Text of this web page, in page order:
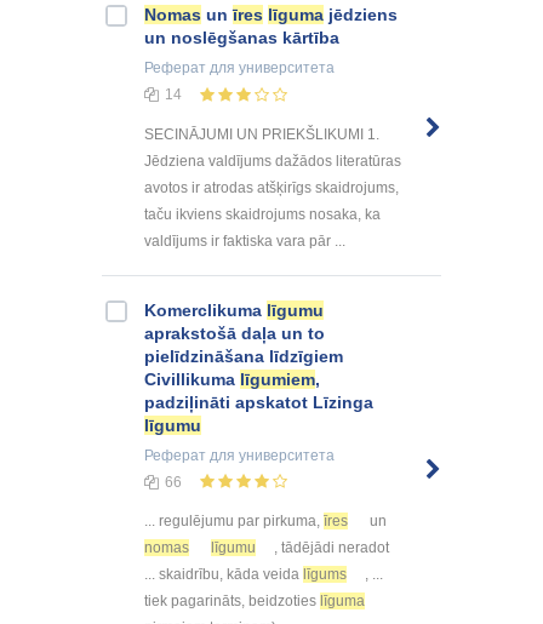
Nomas unīres līguma jēdziens
un noslēgšanas kārtība
Реферат для университета
14
SECINĀJUMI UN PRIEKŠLIKUMI 1.
Jēdziena valdījums dažādos literatūras
avotos ir atrodas atšķirīgs skaidrojums,
taču ikviens skaidrojums nosaka, ka
valdījums ir faktiska vara pār ...
Komerclikuma līgumu
aprakstošā daļa un to
pielīdzināšana līdzīgiem
Civillikuma līgumiem,
padziļināti apskatot Līzinga
līgumu
Реферат для университета
66
... regulējumu par pirkuma, īres
un
nomas
līgumu
, tādējādi neradot
... skaidrību, kāda veida līgums
, ...
tiek pagarināts, beidzoties līguma